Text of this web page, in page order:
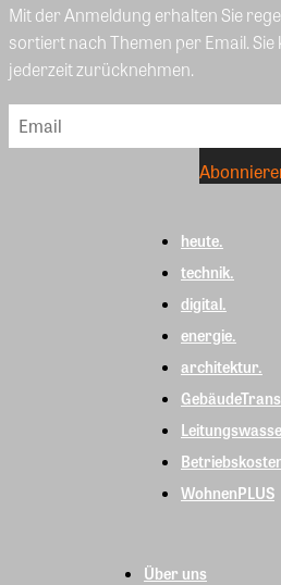
Mit der Anmeldung erhalten Sie
sortiert nach Themen per Email.
jederzeit zurücknehmen.
heute.
technik.
digital.
energie.
architektur.
WohnenPLUS
Über uns